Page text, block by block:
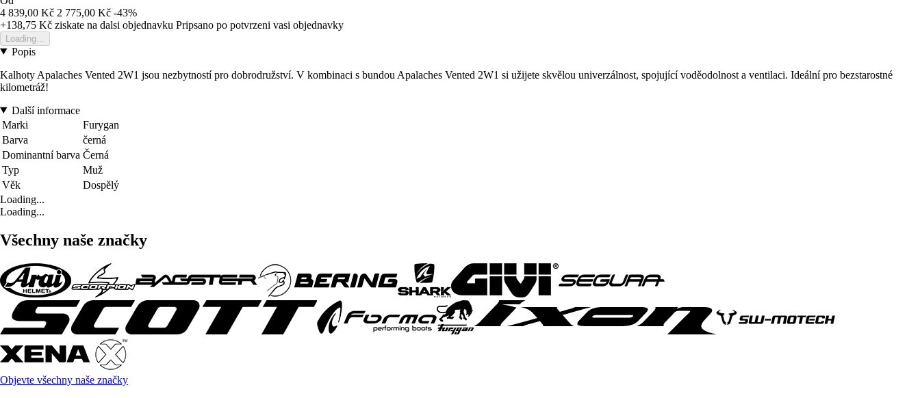
4 839,00 Kč 2 775,00 Kč -43%
+138,75 Kč ziskate na dalsi objednavku Pripsano po potvrzeni vasi objednavky
Loading...
Popis
Kalhoty Apalaches Vented 2W1 jsou nezbytností pro dobrodružství. V kombinaci s bundou Apalaches Vented 2W1 si užijete skvělou univerzálnost, spojující voděodolnost a ventilaci. Ideální pro bezstarostné
kilometráž!
Další informace
Marki
Furygan
Barva
černá
Dominantní barva Černá
Typ
Muž
Věk
Dospělý
Loading...
Loading...
Všechny naše značky
Objevte všechny naše značky